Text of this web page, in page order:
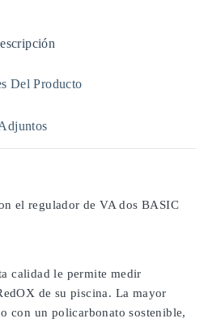
Del Producto
el regulador de VA dos BASIC
calidad le permite medir
de su piscina. La mayor
con un policarbonato sostenible,